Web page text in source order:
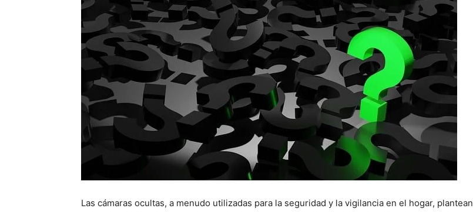
Las cámaras ocultas, a menudo utilizadas para la seguridad y la vigilancia en el hogar, plantean